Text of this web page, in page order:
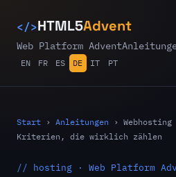
</>HTML5Advent
Web Platform Advent
EN FR ES DE IT PT
Start › Anleitungen ›
Kriterien, die wirklich zählen
// hosting · Web Platform